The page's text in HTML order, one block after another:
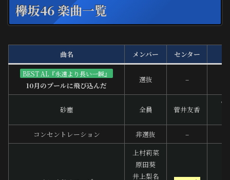
欅坂46 楽曲一覧
曲名 メンバー センター
BEST AL『永遠より長い一瞬』
10月のプールに飛び込んだ
選抜 –
砂塵 全員 菅井友香
コンセントレーション 非選抜 –
上村莉菜
原田葵
井上梨名